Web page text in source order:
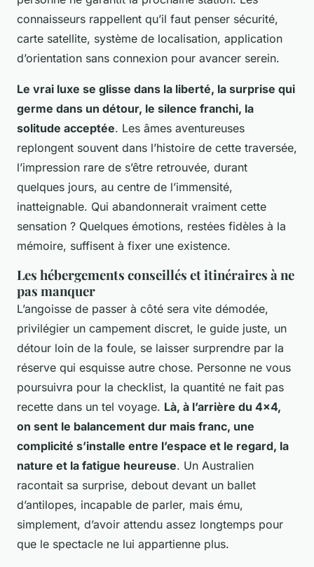
connaisseurs rappellent qu’il faut penser sécurité,
carte satellite, système de localisation, application
d’orientation sans connexion pour avancer serein.
Le vrai luxe se glisse dans la liberté, la surprise qui
germe dans un détour, le silence franchi, la
solitude acceptée. Les âmes aventureuses
replongent souvent dans l’histoire de cette traversée,
l’impression rare de s’être retrouvée, durant
quelques jours, au centre de l’immensité,
inatteignable. Qui abandonnerait vraiment cette
sensation ? Quelques émotions, restées fidèles à la
mémoire, suffisent à fixer une existence.
Les hébergements conseillés et itinéraires à ne
pas manquer
L’angoisse de passer à côté sera vite démodée,
privilégier un campement discret, le guide juste, un
détour loin de la foule, se laisser surprendre par la
réserve qui esquisse autre chose. Personne ne vous
poursuivra pour la checklist, la quantité ne fait pas
recette dans un tel voyage. Là, à l’arrière du 4x4,
on sent le balancement dur mais franc, une
complicité s’installe entre l’espace et le regard, la
nature et la fatigue heureuse. Un Australien
racontait sa surprise, debout devant un ballet
d’antilopes, incapable de parler, mais ému,
simplement, d’avoir attendu assez longtemps pour
que le spectacle ne lui appartienne plus.